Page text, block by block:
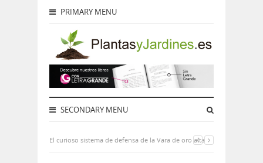
PRIMARY MENU
SECONDARY MENU
El curioso sistema de defensa de la Vara de oro alta